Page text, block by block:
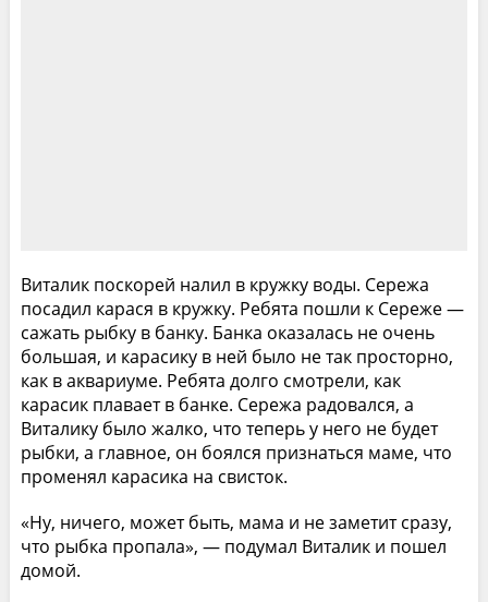
Виталик поскорей налил в кружку воды. Сережа
посадил карася в кружку. Ребята пошли к Сереже —
сажать рыбку в банку. Банка оказалась не очень
большая, и карасику в ней было не так просторно,
как в аквариуме. Ребята долго смотрели, как
карасик плавает в банке. Сережа радовался, а
Виталику было жалко, что теперь у него не будет
рыбки, а главное, он боялся признаться маме, что
променял карасика на свисток.
«Ну, ничего, может быть, мама и не заметит сразу,
что рыбка пропала», — подумал Виталик и пошел
домой.